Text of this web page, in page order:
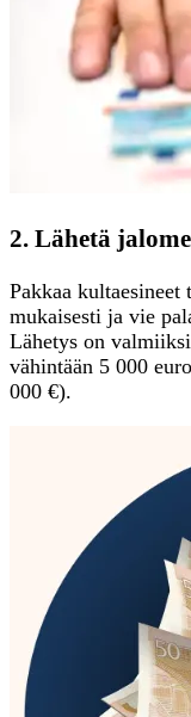
2. Lähetä
Pakkaa
mukaisesti ja vie
Lähetys on
vähintään 5 000
000 €).